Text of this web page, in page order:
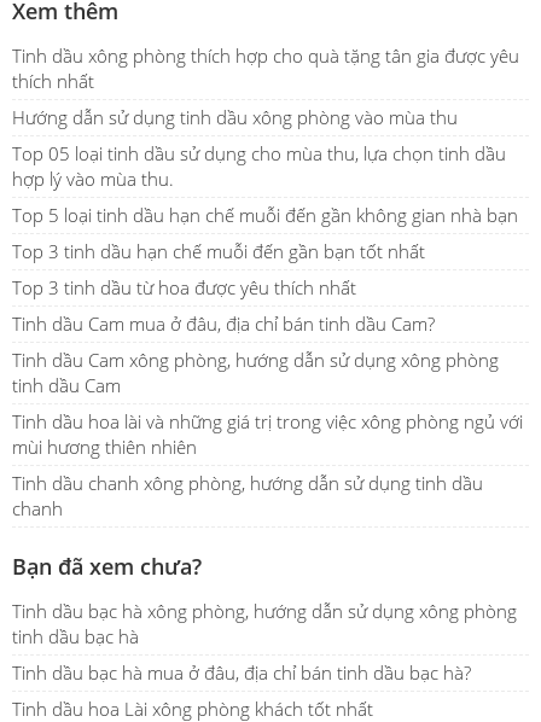
Xem thêm
Tinh dầu xông phòng thích hợp cho quà tặng tân gia được yêu
thích nhất
Hướng dẫn sử dụng tinh dầu xông phòng vào mùa thu
Top 05 loại tinh dầu sử dụng cho mùa thu, lựa chọn tinh dầu
hợp lý vào mùa thu.
Top 5 loại tinh dầu hạn chế muỗi đến gần không gian nhà bạn
Top 3 tinh dầu hạn chế muỗi đến gần bạn tốt nhất
Top 3 tinh dầu từ hoa được yêu thích nhất
Tinh dầu Cam mua ở đâu, địa chỉ bán tinh dầu Cam?
Tinh dầu Cam xông phòng, hướng dẫn sử dụng xông phòng
tinh dầu Cam
Tinh dầu hoa lài và những giá trị trong việc xông phòng ngủ với
mùi hương thiên nhiên
Tinh dầu chanh xông phòng, hướng dẫn sử dụng tinh dầu
chanh
Bạn đã xem chưa?
Tinh dầu bạc hà xông phòng, hướng dẫn sử dụng xông phòng
tinh dầu bạc hà
Tinh dầu bạc hà mua ở đâu, địa chỉ bán tinh dầu bạc hà?
Tinh dầu hoa Lài xông phòng khách tốt nhất